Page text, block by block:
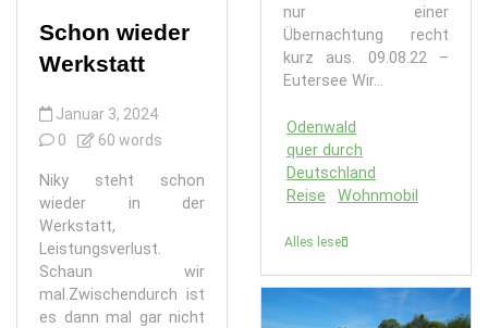
Schon wieder
Werkstatt
Januar 3, 2024
0
60 words
Niky steht schon
wieder in der
Werkstatt,
Leistungsverlust.
Schaun wir
mal.Zwischendurch ist
es dann mal gar nicht
nur einer
Übernachtung recht
kurz aus. 09.08.22 –
Eutersee Wir...
Odenwald
quer durch
Deutschland
Reise
Wohnmobil
Alles lesen